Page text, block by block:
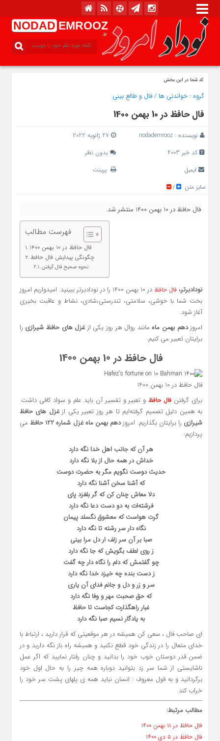
NODAD EMROOZ
.ir
کد شما در این بخش
گروه : خواندنی ها /فال و طالع بینی
فال حافظ در 10 بهمن 1400
نویسنده : nodademrooz
کد خبر 4003
بدون نظر
ایمیل
پرینت
سایز متن
/
فال حافظ در 10 بهمن 1400 منتشر شد.
فهرست مطالب
فال حافظ در 10 بهمن 1400
چگونگی پیدایش فال حافط
نحوه صحبح فال گرفتن
نودادبرتر، فال حافظ
در 10 بهمن 1400 را در نودادبرتر ببینید. امیدواریم امروز
بخت شما با خوشی، سلامتی، تندرستی،شادی، نشاط و عاقبت بخیری
آغاز شود.
امروزدهم بهمن ماهمانند روال هر روز یکی ازغزل های حافظ شیرازی را
برایتان تعبیر می کنیم.
فال حافظ در 10 بهمن 1400
فال حافظ در 10 بهمن 1400
برای گرفتن فال حافظو تعبیر و تفسیر آن باید علم و سواد کافی داشت.
به همین دلیل تصمیم گرفته‌ایم تا هر روز تعبیر یکی ازغزل های حافظ
شیرازی را برایتان بگذاریم. امروزدهم بهمن ماه غزل شماره ۱۲۲ حافظ
می
پردازیم:
هر آن که جانب اهل خدا نگه دارد
خداش در همه حال از بلا نگه دارد
حدیث دوست نگویم مگر به حضرت دوست
که آشنا سخن آشنا نگه دارد
دلا معاش چنان کن که گر بلغزد پای
فرشته‌ات به دو دست دعا نگه دارد
گرت هواست که معشوق نگسلد پیمان
نگاه دار سر رشته تا نگه دارد
صبا بر آن سر زلف ار دل مرا بینی
ز روی لطف بگویش که جا نگه دارد
چو گفتمش که دلم را نگاه دار چه گفت
ز دست بنده چه خیزد خدا نگه دارد
سر و زر و دل و جانم فدای آن یاری
که حق صحبت مهر و وفا نگه دارد
غبار راهگذارت کجاست تا حافظ
به یادگار نسیم صبا نگه دارد
ای صاحب فال ، سعی کن همیشه در هر موقعیتی که قرار دارید ، ارتباط با
خدای متعال را در زندگی خود قطع نکنید و همیشه راه باز نگه دارید و در
ضمن قدر دوستان خوب خود را بدانید و چنان رفتار نمایید که اگر عمل
ناشایستی از شما سر زد بتوانید دوباره همه چیز را به حال اول خود
برگردانید و به قول معروف : انسان نباید همه ی پلهای پشت سر خود را
خراب کند.
مطالب مرتبط:
فال حافظ در ۱۱ بهمن ۱۴۰۰
فال حافظ در ۵ دی ۱۴۰۰